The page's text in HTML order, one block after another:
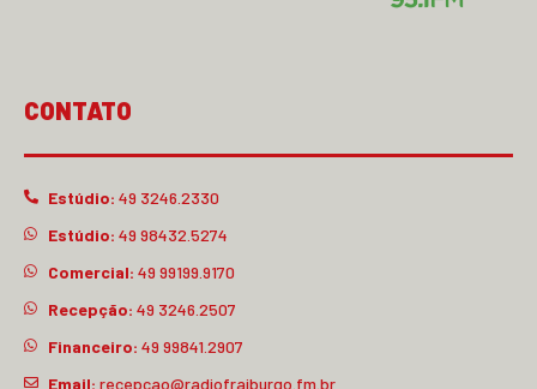
CONTATO
Estúdio: 49 3246.2330
Estúdio: 49 98432.5274
Comercial: 49 99199.9170
Recepção: 49 3246.2507
Financeiro: 49 99841.2907
Email: recepcao@radiofraiburgo.fm.br